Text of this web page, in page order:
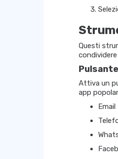
Questi
Attiva un
app
Email